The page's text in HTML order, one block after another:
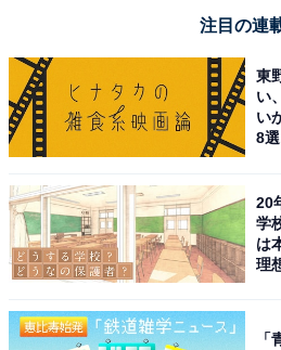
こうにあなたがいる』でも主演
受章したり、文化功労者に選ば
もなお活躍し続けている女性俳
回答者からは、「凛とした佇ま
愛されていそうだから」（40代
詩の朗読や社会活動にも取り組
え、多方面で活躍されている存
広島県）、「いつまでも衰えぬ
映ると見入ってしまいます」（
「嫌みがないので、誰からも浅
注目の連
東
い
い
8選
20
学
は
理